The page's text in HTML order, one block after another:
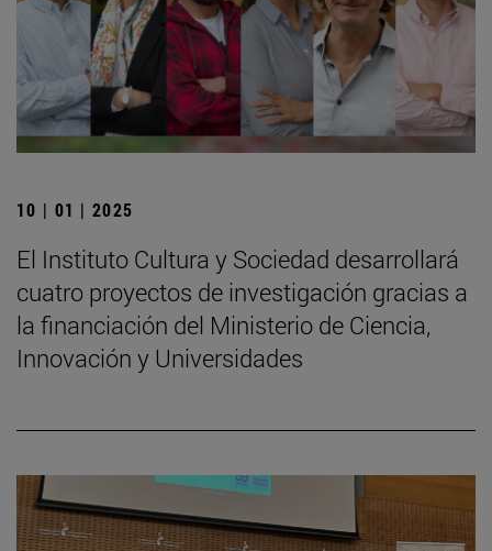
10 | 01 | 2025
El Instituto Cultura y Sociedad desarrollará
cuatro proyectos de investigación gracias a
la financiación del Ministerio de Ciencia,
Innovación y Universidades